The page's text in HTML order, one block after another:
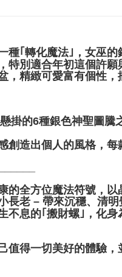
種｢轉化魔法｣，女巫
特別適合年初這個許
，精緻可愛富有個性
掛的6種銀色神聖圖
創造出個人的風格，每
的全方位魔法符號，
長老 – 帶來沉穩、清
不息的｢搬財螺｣，化
值得一切美好的體驗